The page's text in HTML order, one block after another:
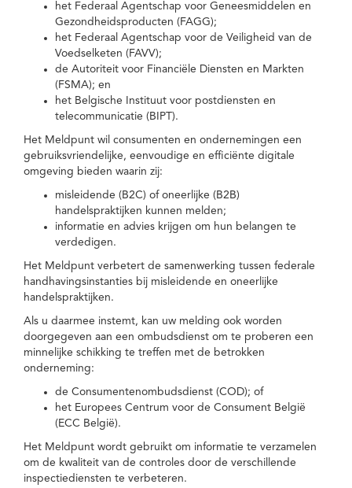
het Federaal Agentschap voor Geneesmiddelen en
Gezondheidsproducten (FAGG);
het Federaal Agentschap voor de Veiligheid van de
Voedselketen (FAVV);
de Autoriteit voor Financiële Diensten en Markten
(FSMA); en
het Belgische Instituut voor postdiensten en
telecommunicatie (BIPT).
Het Meldpunt wil consumenten en ondernemingen een
gebruiksvriendelijke, eenvoudige en efficiënte digitale
omgeving bieden waarin zij:
misleidende (B2C) of oneerlijke (B2B)
handelspraktijken kunnen melden;
informatie en advies krijgen om hun belangen te
verdedigen.
Het Meldpunt verbetert de samenwerking tussen federale
handhavingsinstanties bij misleidende en oneerlijke
handelspraktijken.
Als u daarmee instemt, kan uw melding ook worden
doorgegeven aan een ombudsdienst om te proberen een
minnelijke schikking te treffen met de betrokken
onderneming:
de Consumentenombudsdienst (COD); of
het Europees Centrum voor de Consument België
(ECC België).
Het Meldpunt wordt gebruikt om informatie te verzamelen
om de kwaliteit van de controles door de verschillende
inspectiediensten te verbeteren.